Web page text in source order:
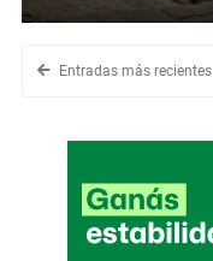
Entradas más recientes